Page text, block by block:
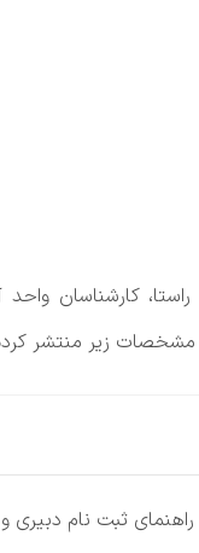
کارشناسان
مشخصات زیر منتشر
ثبت نام